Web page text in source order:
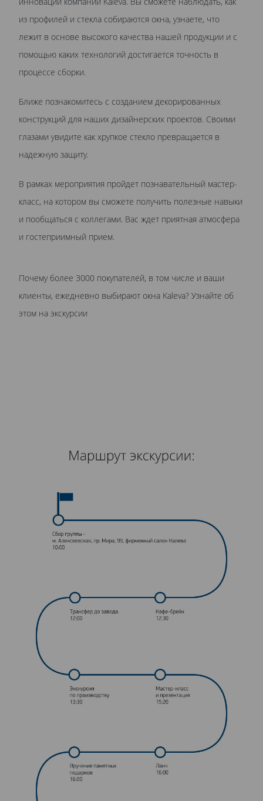
из профилей и стекла собираются окна, узнаете, что
лежит в основе высокого качества нашей продукции и с
помощью каких технологий достигается точность в
процессе сборки.
Ближе познакомитесь с созданием декорированных
конструкций для наших дизайнерских проектов. Своими
глазами увидите как хрупкое стекло превращается в
надежную защиту.
В рамках мероприятия пройдет познавательный мастер-
класс, на котором вы сможете получить полезные навыки
и пообщаться с коллегами. Вас ждет приятная атмосфера
и гостеприимный прием.
Почему более 3000 покупателей, в том числе и ваши
клиенты, ежедневно выбирают окна Kaleva? Узнайте об
этом на экскурсии